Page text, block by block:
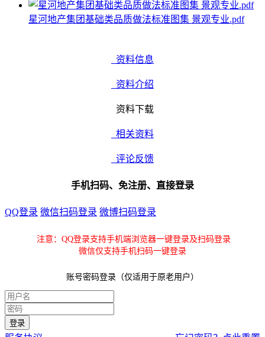
星河地产集团基础类品质做法标准图集 景观专业.pdf
资料信息
资料介绍
资料下载
相关资料
评论反馈
手机扫码、免注册、直接登录
QQ登录 微信扫码登录 微博扫码登录
注意：QQ登录支持手机端浏览器一键登录及扫码登录
微信仅支持手机扫码一键登录
账号密码登录（仅适用于原老用户）